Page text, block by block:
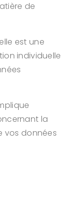
de
est une
individuelle
la
vos données